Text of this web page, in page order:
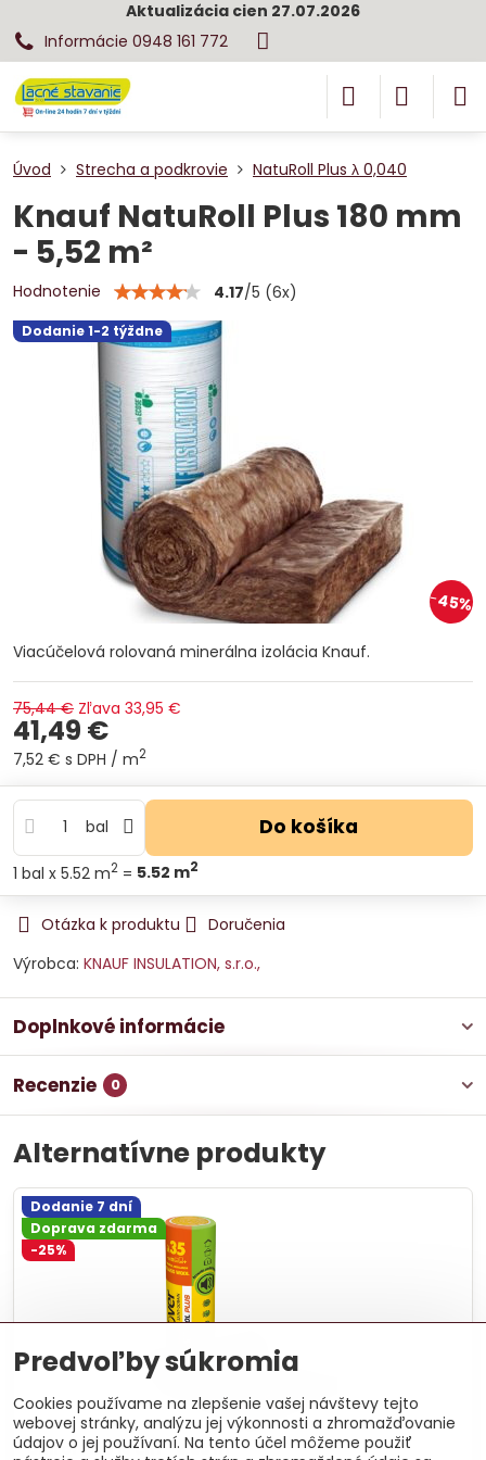
Aktualizácia cien 27.07.2026
Informácie 0948 161 772
Dodanie 1-2 týždne
45%
Úvod Strecha a podkrovie NatuRoll Plus λ 0,040
Knauf NatuRoll Plus 180 mm
- 5,52 m²
Hodnotenie 4.17/5 (6x)
Viacúčelová rolovaná minerálna izolácia Knauf.
75,44 € Zľava 33,95 €
41,49 €
7,52 € s DPH / m2
bal Do košíka
1 bal x 5.52 m2 = 5.52 m2
Otázka k produktu
Doručenia
Výrobca: KNAUF INSULATION, s.r.o.,
Doplnkové informácie
Recenzie 0
Alternatívne produkty
Unirol Plus 18 cm - 3,96 m²
Dodanie 7 dní
Doprava zdarma
-25%
Predvoľby súkromia
Cookies používame na zlepšenie vašej návštevy tejto
webovej stránky, analýzu jej výkonnosti a zhromažďovanie
údajov o jej používaní. Na tento účel môžeme použiť